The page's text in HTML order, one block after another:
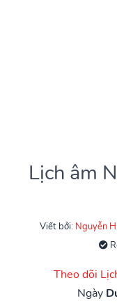
Lịch âm
Viết bởi: Nguyễn
Theo dõi
Ngày